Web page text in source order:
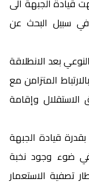
قيادة الجبهة الى
في سبيل البحث عن
بعد الانطلاقة
المتزامن مع
الاستقلال وإقامة
قيادة الجبهة
في ضوء وجود نخبة
تصفية الاستعمار